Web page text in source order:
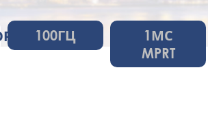
100ГЦ
1МС
MPRT